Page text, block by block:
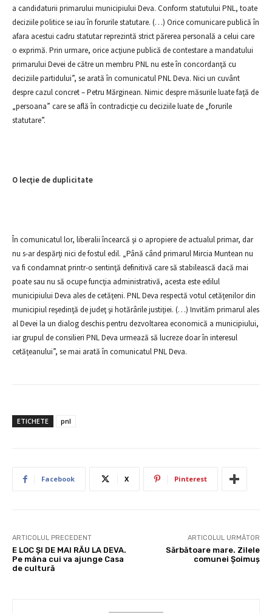
a candidaturii primarului municipiului Deva. Conform statutului PNL, toate
deciziile politice se iau în forurile statutare. (…) Orice comunicare publică în
afara acestui cadru statutar reprezintă strict părerea personală a celui care
o exprimă. Prin urmare, orice acţiune publică de contestare a mandatului
primarului Devei de către un membru PNL nu este în concordanţă cu
deciziile partidului”, se arată în comunicatul PNL Deva. Nici un cuvânt
despre cazul concret – Petru Mărginean. Nimic despre măsurile luate faţă de
„persoana” care se află în contradicţie cu deciziile luate de „forurile
statutare”.
O lecţie de duplicitate
În comunicatul lor, liberalii încearcă şi o apropiere de actualul primar, dar
nu s-ar despărţi nici de fostul edil. „Până când primarul Mircia Muntean nu
va fi condamnat printr-o sentinţă definitivă care să stabilească dacă mai
poate sau nu să ocupe funcţia administrativă, acesta este edilul
municipiului Deva ales de cetăţeni. PNL Deva respectă votul cetăţenilor din
municipiul reşedinţă de judeţ şi hotărârile justiţiei. (…) Invităm primarul ales
al Devei la un dialog deschis pentru dezvoltarea economică a municipiului,
iar grupul de consilieri PNL Deva urmează să lucreze doar în interesul
cetăţeanului”, se mai arată în comunicatul PNL Deva.
ETICHETE pnl
Facebook X Pinterest
ARTICOLUL PRECEDENT
E LOC ŞI DE MAI RĂU LA DEVA.
Pe mâna cui va ajunge Casa
de cultură
ARTICOLUL URMĂTOR
Sărbătoare mare. Zilele
comunei Șoimuș